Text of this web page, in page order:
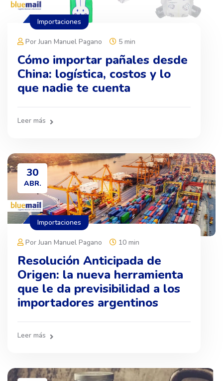
Por Juan Manuel Pagano 5 min
Cómo importar pañales desde
China: logística, costos y lo
que nadie te cuenta
Leer más
Importaciones
30
ABR.
Por Juan Manuel Pagano 10 min
Resolución Anticipada de
Origen: la nueva herramienta
que le da previsibilidad a los
importadores argentinos
Leer más
Importaciones